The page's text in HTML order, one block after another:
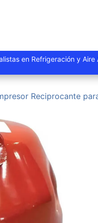
y especialistas
Reciprocante